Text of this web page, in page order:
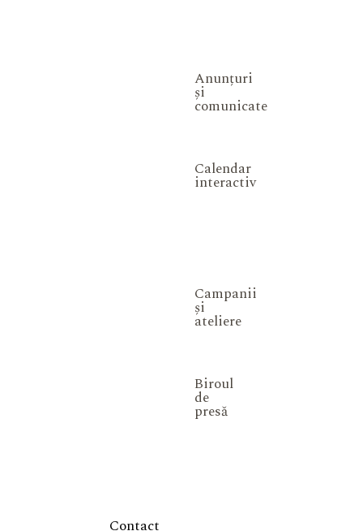
Anunțuri
și
comunicate
Calendar
interactiv
Campanii
și
ateliere
Biroul
de
presă
Contact